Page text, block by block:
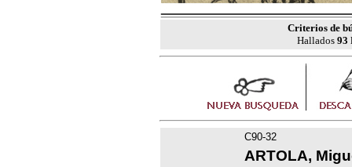
Criterios de
Hallados 93
C90-32
ARTOLA,